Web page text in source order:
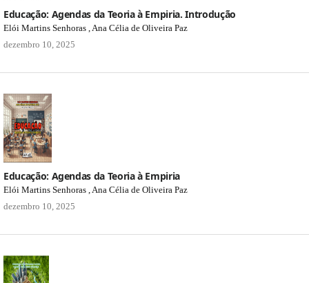
Educação: Agendas da Teoria à Empiria. Introdução
Elói Martins Senhoras , Ana Célia de Oliveira Paz
dezembro 10, 2025
Educação: Agendas da Teoria à Empiria
Elói Martins Senhoras , Ana Célia de Oliveira Paz
dezembro 10, 2025